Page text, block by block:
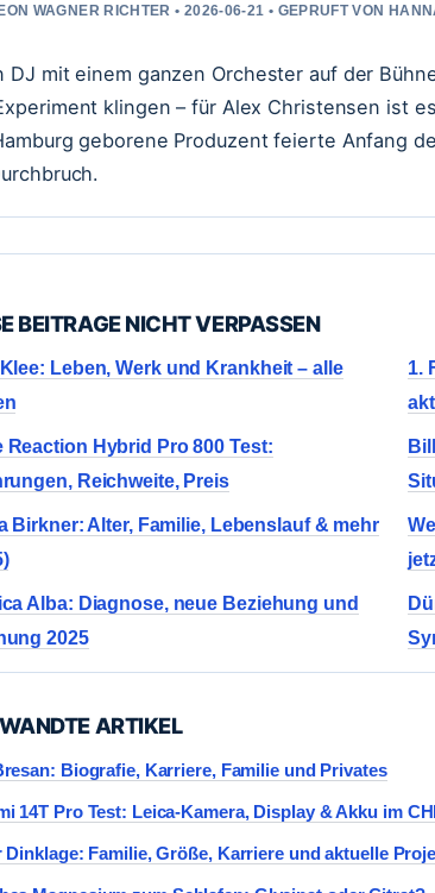
WAGNER RICHTER • 2026-06-21 • GEPRUFT VON
DJ mit einem ganzen Orchester auf der
klingen – für Alex Christensen ist
geborene Produzent feierte Anfang
BEITRAGE NICHT VERPASSEN
Leben, Werk und Krankheit – alle
1.
Reaction Hybrid Pro 800 Test:
Reichweite, Preis
Birkner: Alter, Familie, Lebenslauf & mehr
Alba: Diagnose, neue Beziehung und
2025
ARTIKEL
Biografie, Karriere, Familie und Privates
14T Pro Test: Leica-Kamera, Display & Akku im
Dinklage: Familie, Größe, Karriere und aktuelle